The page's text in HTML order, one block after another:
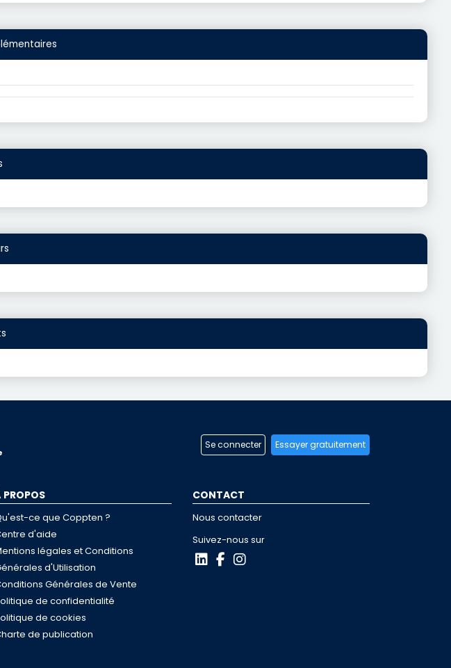
Se connecter Essayer gratuitement
PROPOS
ce que Coppten ?
d'aide
légales et Conditions
d'Utilisation
Générales de Vente
de confidentialité
de cookies
de publication
CONTACT
Nous contacter
Suivez-nous sur